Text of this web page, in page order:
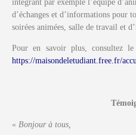
intégrant par exemple l’équipe
d’échanges et d’informations pour
soirées animées, salle de travail et
Pour en savoir plus, consultez
https://maisondeletudiant.free.fr/
« Bonjour à tous,